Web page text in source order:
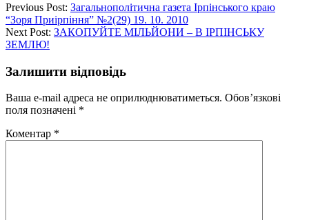
Previous Post: Загальнополітична газета Ірпінського краю
“Зоря Приірпіння” №2(29) 19. 10. 2010
Next Post: ЗАКОПУЙТЕ МІЛЬЙОНИ – В ІРПІНСЬКУ
ЗЕМЛЮ!
Залишити відповідь
Ваша e-mail адреса не оприлюднюватиметься. Обов’язкові
поля позначені *
Коментар *